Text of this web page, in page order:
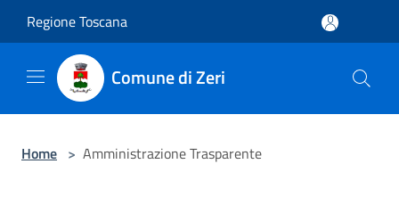
Regione Toscana
Comune di Zeri
Home > Amministrazione Trasparente